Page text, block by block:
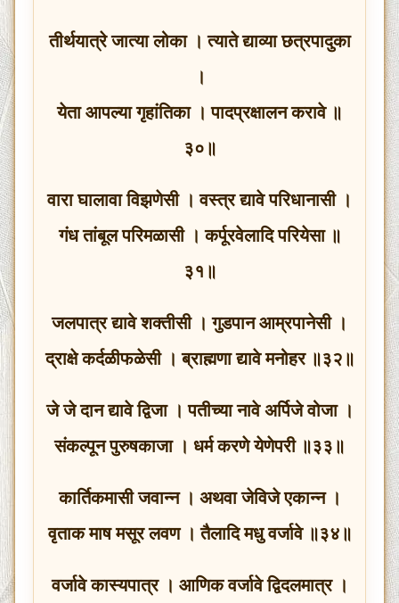
तीर्थयात्रे जात्या लोका । त्याते द्याव्या छत्रपादुका
।
येता आपल्या गृहांतिका । पादप्रक्षालन करावे ॥
३०॥
वारा घालावा विझणेसी । वस्त्र द्यावे परिधानासी ।
गंध तांबूल परिमळासी । कर्पूरवेलादि परियेसा ॥
३१॥
जलपात्र द्यावे शक्तीसी । गुडपान आम्रपानेसी ।
द्राक्षे कर्दळीफळेसी । ब्राह्मणा द्यावे मनोहर ॥३२॥
जे जे दान द्यावे द्विजा । पतीच्या नावे अर्पिजे वोजा ।
संकल्पून पुरुषकाजा । धर्म करणे येणेपरी ॥३३॥
कार्तिकमासी जवान्न । अथवा जेविजे एकान्न ।
वृताक माष मसूर लवण । तैलादि मधु वर्जावे ॥३४॥
वर्जावे कास्यपात्र । आणिक वर्जावे द्विदलमात्र ।